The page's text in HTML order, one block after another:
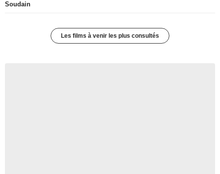
Soudain
Les films à venir les plus consultés